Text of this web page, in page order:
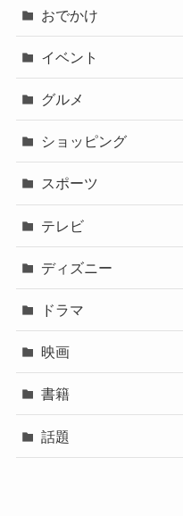
おでかけ
イベント
グルメ
ショッピング
スポーツ
テレビ
ディズニー
ドラマ
映画
書籍
話題